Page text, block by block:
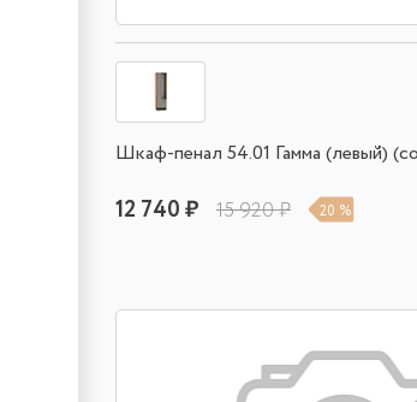
Шкаф-пенал 54.01 Гамма (левый)
12 740 ₽ 15 920 ₽ 20 %